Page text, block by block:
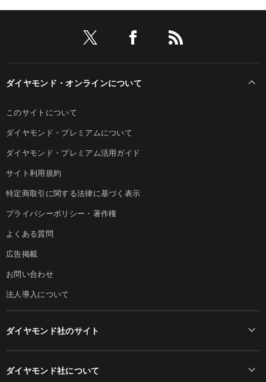
ダイヤモンド・オンラインについて
このサイトについて
ダイヤモンド・プレミアムについて
ダイヤモンド・プレミアム活用ガイド
サイト利用規約
特定商取引に関する法律に基づく表示
プライバシーポリシー・著作権
よくある質問
広告掲載
お問い合わせ
法人導入について
ダイヤモンド社のサイト
ダイヤモンド社について